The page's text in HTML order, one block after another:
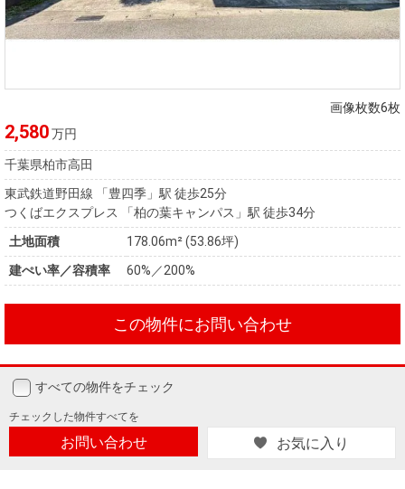
画像枚数6枚
2,580万円
千葉県柏市高田
東武鉄道野田線 「豊四季」駅 徒歩25分
つくばエクスプレス 「柏の葉キャンパス」駅 徒歩34分
土地面積
178.06m² (53.86坪)
建ぺい率／容積率
60%／200%
この物件にお問い合わせ
すべての物件をチェック
チェックした物件すべてを
お問い合わせ お気に入り